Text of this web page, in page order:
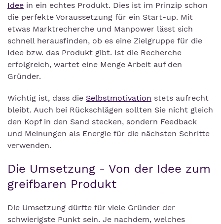
Idee in ein echtes Produkt. Dies ist im Prinzip schon
die perfekte Voraussetzung für ein Start-up. Mit
etwas Marktrecherche und Manpower lässt sich
schnell herausfinden, ob es eine Zielgruppe für die
Idee bzw. das Produkt gibt. Ist die Recherche
erfolgreich, wartet eine Menge Arbeit auf den
Gründer.
Wichtig ist, dass die Selbstmotivation stets aufrecht
bleibt. Auch bei Rückschlägen sollten Sie nicht gleich
den Kopf in den Sand stecken, sondern Feedback
und Meinungen als Energie für die nächsten Schritte
verwenden.
Die Umsetzung - Von der Idee zum
greifbaren Produkt
Die Umsetzung dürfte für viele Gründer der
schwierigste Punkt sein. Je nachdem, welches